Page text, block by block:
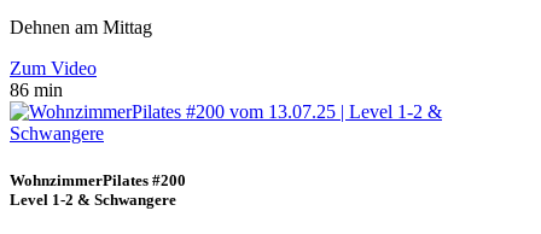
Dehnen am Mittag
Zum Video
86 min
WohnzimmerPilates #200
Level 1-2 & Schwangere